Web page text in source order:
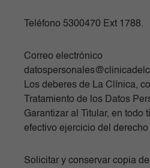
Teléfono 5300470 Ext 1788.
Correo electrónico
Los deberes de La Clínica,
Tratamiento de los Datos
Garantizar al Titular, en todo
efectivo ejercicio del
Solicitar y conservar copia